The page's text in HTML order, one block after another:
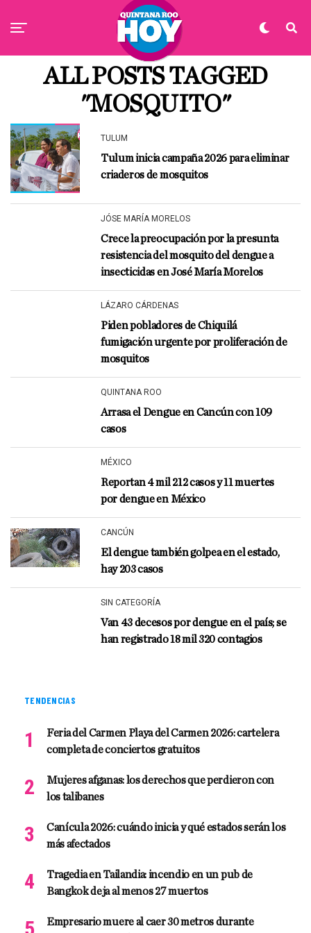
ALL POSTS TAGGED
"MOSQUITO"
TULUM
Tulum inicia campaña 2026 para eliminar
criaderos de mosquitos
JÓSE MARÍA MORELOS
Crece la preocupación por la presunta
resistencia del mosquito del dengue a
insecticidas en José María Morelos
LÁZARO CÁRDENAS
Piden pobladores de Chiquilá
fumigación urgente por proliferación de
mosquitos
QUINTANA ROO
Arrasa el Dengue en Cancún con 109
casos
MÉXICO
Reportan 4 mil 212 casos y 11 muertes
por dengue en México
CANCÚN
El dengue también golpea en el estado,
hay 203 casos
SIN CATEGORÍA
Van 43 decesos por dengue en el país; se
han registrado 18 mil 320 contagios
TENDENCIAS
Feria del Carmen Playa del Carmen 2026: cartelera
completa de conciertos gratuitos
Mujeres afganas: los derechos que perdieron con
los talibanes
Canícula 2026: cuándo inicia y qué estados serán los
más afectados
Tragedia en Tailandia: incendio en un pub de
Bangkok deja al menos 27 muertos
Empresario muere al caer 30 metros durante